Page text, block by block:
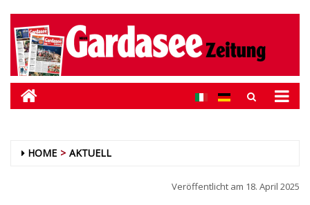
HOME AKTUELL
Veröffentlicht am 18. April 2025